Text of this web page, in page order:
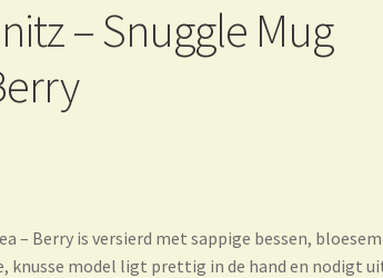
– Snuggle Mug
– Berry is versierd met sappige bessen,
knusse model ligt prettig in de hand en nodigt